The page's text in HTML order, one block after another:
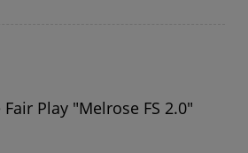
Play "Melrose FS 2.0"